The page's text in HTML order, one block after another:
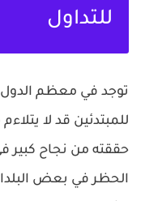
للتداول
توجد في معظم
للمبتدئين قد لا
حققته من نجاح كبير
الحظر في بعض